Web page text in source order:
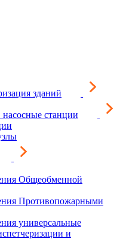
зданий
станции
Общеобменной
Противопожарными
универсальные
и